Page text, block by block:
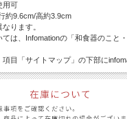
用可
約9.6cm/高約3.9cm
ります。
は、Infomationの「和食器のこと
目「サイトマップ」の下部に